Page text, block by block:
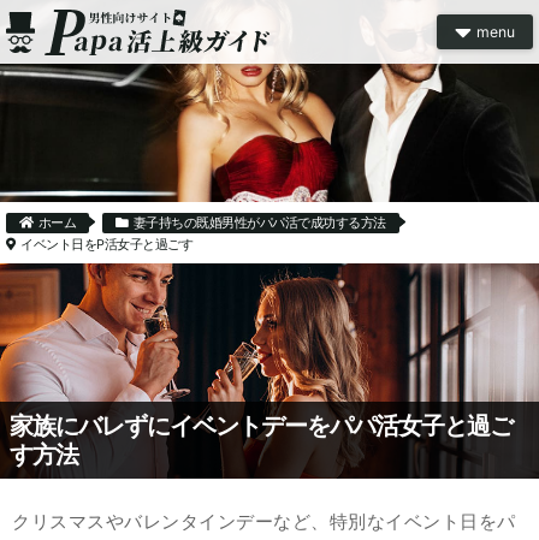
menu
ホーム
妻子持ちの既婚男性がパパ活で成功する方法
イベント日をP活女子と過ごす
家族にバレずにイベントデーをパパ活女子と過ご
す方法
クリスマスやバレンタインデーなど、特別なイベント日をパ